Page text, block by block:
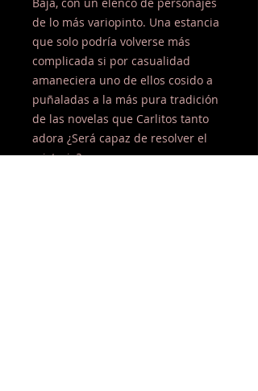
de lo más variopinto. Una estancia
que solo podría volverse más
complicada si por casualidad
amaneciera uno de ellos cosido a
puñaladas a la más pura tradición
de las novelas que Carlitos tanto
adora ¿Será capaz de resolver el
misterio?